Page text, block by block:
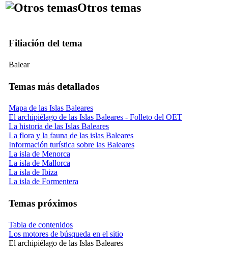
Otros temas
Filiación del tema
Balear
Temas más detallados
Mapa de las Islas Baleares
El archipiélago de las Islas Baleares - Folleto del OET
La historia de las Islas Baleares
La flora y la fauna de las islas Baleares
Información turística sobre las Baleares
La isla de Menorca
La isla de Mallorca
La isla de Ibiza
La isla de Formentera
Temas próximos
Tabla de contenidos
Los motores de búsqueda en el sitio
El archipiélago de las Islas Baleares